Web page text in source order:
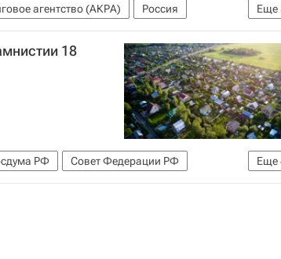
Еще
агентство (АКРА)
Россия
Михаил Кенин
Девелоперы
18
Еще
РФ
Совет Федерации РФ